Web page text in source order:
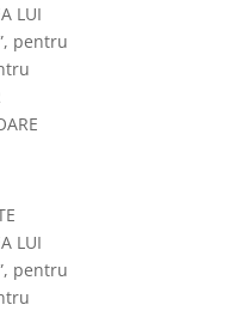
LUI
pentru
LUI
pentru